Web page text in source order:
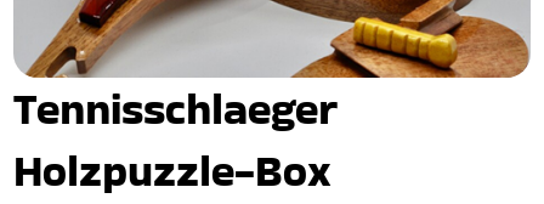
Tennisschlaeger
Holzpuzzle-Box